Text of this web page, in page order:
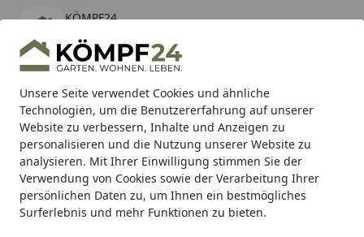
Unsere Seite verwendet Cookies und ähnliche
Technologien, um die Benutzererfahrung auf unserer
Website zu verbessern, Inhalte und Anzeigen zu
personalisieren und die Nutzung unserer Website zu
analysieren. Mit Ihrer Einwilligung stimmen Sie der
Verwendung von Cookies sowie der Verarbeitung Ihrer
persönlichen Daten zu, um Ihnen ein bestmögliches
Surferlebnis und mehr Funktionen zu bieten.
KÖMPF24
kostenlos - Im App Store
Hotline
Alle Produkte
Mein Konto
Suchen
Karibu Pools inkl. gratis Sandfilteranlage & Pool-
Starterset (Gesamtwert bis 468,99€)